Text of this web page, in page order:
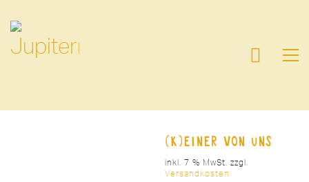
(K)einer von uns
inkl. 7 % MwSt. zzgl.
Versandkosten